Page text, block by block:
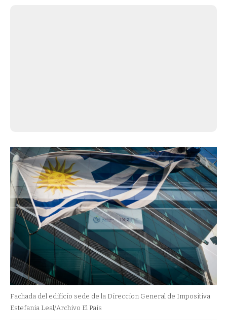
Fachada del edificio sede de la Direccion General de Impositiva
Estefania Leal/Archivo El Pais